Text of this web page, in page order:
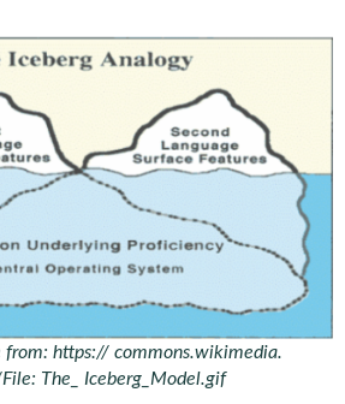
from: https:// commons.wikimedia.
The_ Iceberg_Model.gif